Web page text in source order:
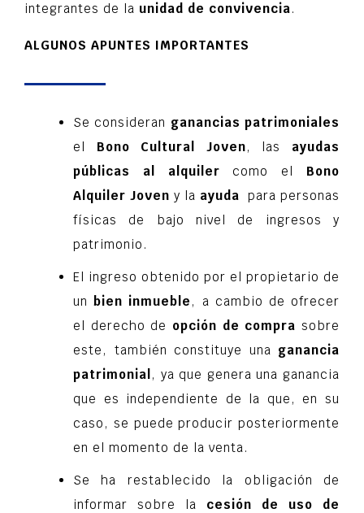
integrantes de la unidad de convivencia.
ALGUNOS APUNTES IMPORTANTES
Se consideran ganancias patrimoniales
el Bono Cultural Joven, las ayudas
públicas al alquiler como el Bono
Alquiler Joven y la ayuda para personas
físicas de bajo nivel de ingresos y
patrimonio.
El ingreso obtenido por el propietario de
unbien inmueble , a cambio de ofrecer
el derecho de opción de compra sobre
este, también constituye una ganancia
patrimonial , ya que genera una ganancia
que es independiente de la que, en su
caso, se puede producir posteriormente
en el momento de la venta.
Se ha restablecido la obligación de
informar sobre la cesión de uso de